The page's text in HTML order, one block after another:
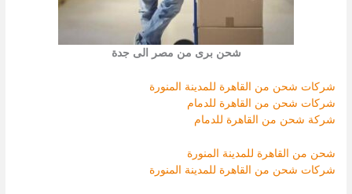
شحن برى من مصر الى جدة
شركات شحن من القاهرة للمدينة المنورة
شركات شحن من القاهرة للدمام
شركة شحن من القاهرة للدمام
شحن من القاهرة للمدينة المنورة
شركات شحن من القاهرة للمدينة المنورة